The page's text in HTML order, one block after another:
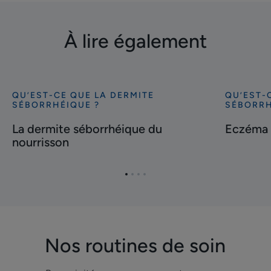
À lire également
Découvrir
dermite
séborrhéique
QU’EST-CE QUE LA DERMITE
SÉBORRHÉIQUE ?
La dermite séborrhéique du
nourrisson
Découvrir
ou
QU’EST-
Aller
Aller
Aller
Aller
Nos routines de soin